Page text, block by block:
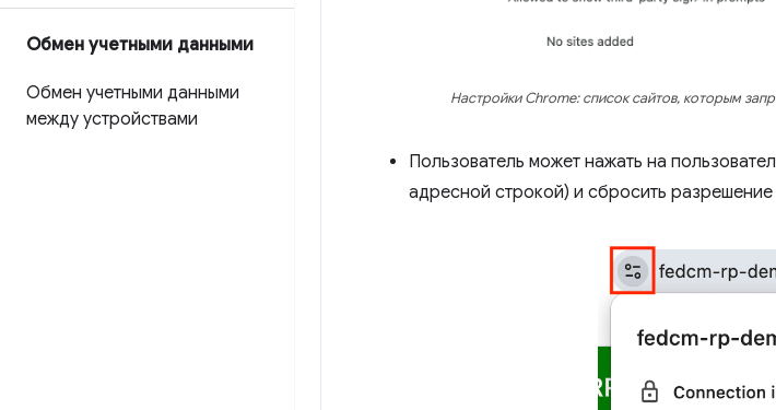
Обмен учетными данными
Обмен учетными данными
между устройствами
Настройки Chrome: список сайтов, которым
Пользователь может нажать на
адресной строкой) и сбросить